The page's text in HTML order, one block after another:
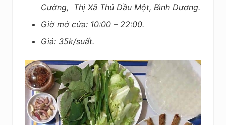
Cường, Thị Xã Thủ Dầu Một, Bình Dương.
Giờ mở cửa: 10:00 – 22:00.
Giá: 35k/suất.